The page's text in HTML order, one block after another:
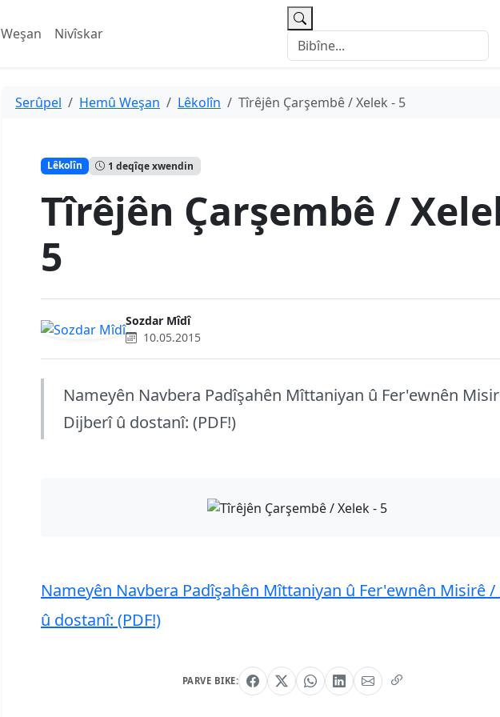
Weşan Nivîskar
Serûpel Hemû Weşan Lêkolîn Tîrêjên Çarşembê / Xelek - 5
Lêkolîn 1 deqîqe xwendin
Tîrêjên Çarşembê /
5
Sozdar Mîdî
10.05.2015
Nameyên Navbera Padîşahên Mîttaniyan û Fer'ewnên
Dijberî û dostanî: (PDF!)
Nameyên Navbera Padîşahên Mîttaniyan û Fer'ewnên Misirê
û dostanî: (PDF!)
PARVE BIKE: